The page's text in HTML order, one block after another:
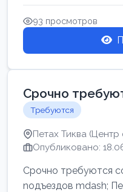
93 просмотров
Срочно
Требуются
Петах Тиква (Центр
Опубликовано:
Срочно требуются
noдъездов mdash;